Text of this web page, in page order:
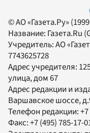
© АО «Газета.Ру»
Название: Газета.Ru
Учредитель:АО
7743625728
Адрес учредителя:
улица, дом 67
Адрес редакции и
Варшавское шоссе,
Телефон редакции:
Факс:+7 (495) 785-17-